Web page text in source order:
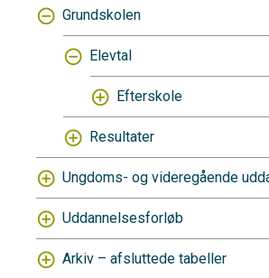
Grundskolen
Elevtal
Efterskole
Resultater
Ungdoms- og videregående
Uddannelsesforløb
Arkiv – afsluttede tabeller